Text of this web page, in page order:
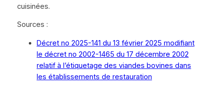
cuisinées.
Sources :
Décret no 2025-141 du 13 février 2025 modifiant
le décret no 2002-1465 du 17 décembre 2002
relatif à l’étiquetage des viandes bovines dans
les établissements de restauration